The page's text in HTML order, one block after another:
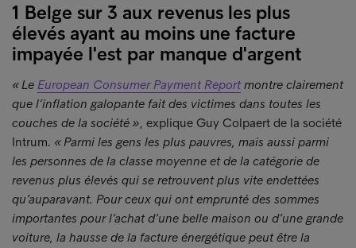
1 Belge sur 3 aux revenus les plus
élevés ayant au moins une facture
impayée l'est par manque d'argent
« Le European Consumer Payment Reportmontre clairement
que l’inflation galopante fait des victimes dans toutes les
couches de la société », explique Guy Colpaert de la société
Intrum. « Parmi les gens les plus pauvres, mais aussi parmi
les personnes de la classe moyenne et de la catégorie de
revenus plus élevés qui se retrouvent plus vite endettées
qu’auparavant. Pour ceux qui ont emprunté des sommes
importantes pour l’achat d’une belle maison ou d’une grande
voiture, la hausse de la facture énergétique peut être la